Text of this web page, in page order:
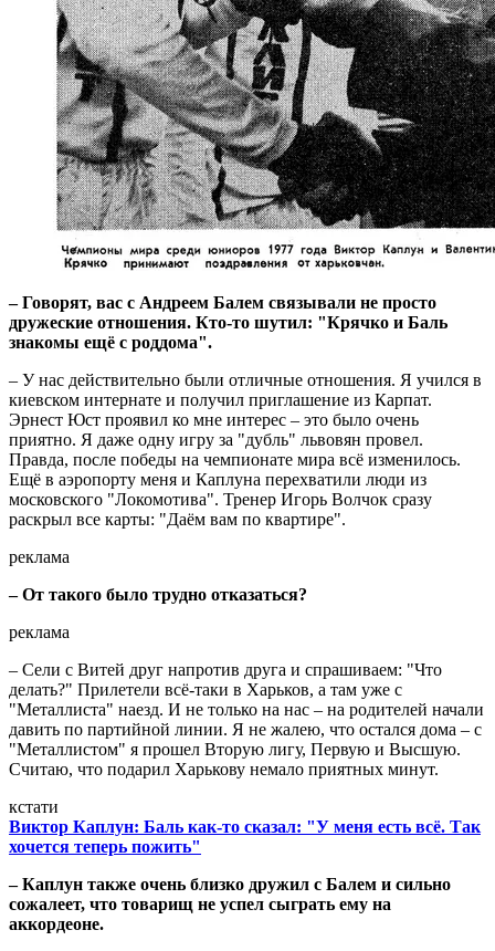
– Говорят, вас с Андреем Балем связывали не просто
дружеские отношения. Кто-то шутил: "Крячко и Баль
знакомы ещё с роддома".
– У нас действительно были отличные отношения. Я учился в
киевском интернате и получил приглашение из Карпат.
Эрнест Юст проявил ко мне интерес – это было очень
приятно. Я даже одну игру за "дубль" львовян провел.
Правда, после победы на чемпионате мира всё изменилось.
Ещё в аэропорту меня и Каплуна перехватили люди из
московского "Локомотива". Тренер Игорь Волчок сразу
раскрыл все карты: "Даём вам по квартире".
реклама
– От такого было трудно отказаться?
реклама
– Сели с Витей друг напротив друга и спрашиваем: "Что
делать?" Прилетели всё-таки в Харьков, а там уже с
"Металлиста" наезд. И не только на нас – на родителей начали
давить по партийной линии. Я не жалею, что остался дома – с
"Металлистом" я прошел Вторую лигу, Первую и Высшую.
Считаю, что подарил Харькову немало приятных минут.
кстати
Виктор Каплун: Баль как-то сказал: "У меня есть всё. Так
хочется теперь пожить"
– Каплун также очень близко дружил с Балем и сильно
сожалеет, что товарищ не успел сыграть ему на
аккордеоне.